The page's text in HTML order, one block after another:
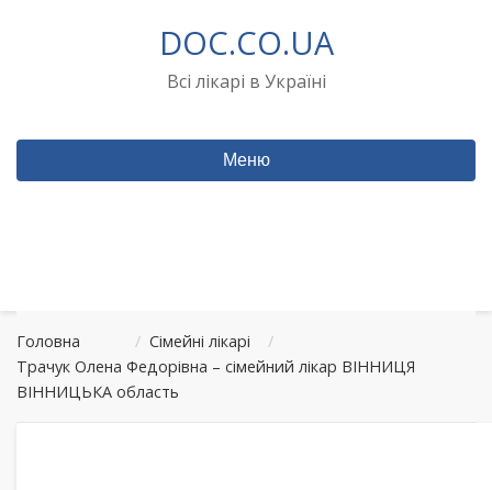
DOC.CO.UA
Всі лікарі в Україні
Меню
Головна / Сімейні лікарі
/
Трачук Олена Федорівна – сімейний лікар ВІННИЦЯ
ВІННИЦЬКА область